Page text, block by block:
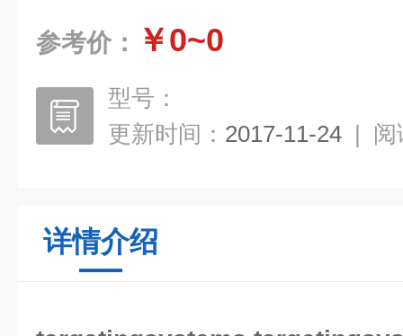
参考价： ￥0~0
型号：
更新时间： 2017-11-24 | 阅
详情介绍